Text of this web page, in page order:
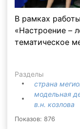
В рамках
«Настроение –
тематическое
Разделы
страна
модельная
в.н. козлова
Показов: 876